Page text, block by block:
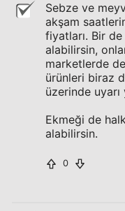
Sebze ve
akşam
fiyatları. Bir
alabilirsin,
marketlerde
ürünleri biraz
üzerinde uyarı
Ekmeği de
alabilirsin.
0